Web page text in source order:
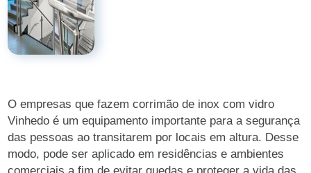
O empresas que fazem corrimão de inox com vidro
Vinhedo é um equipamento importante para a segurança
das pessoas ao transitarem por locais em altura. Desse
modo, pode ser aplicado em residências e ambientes